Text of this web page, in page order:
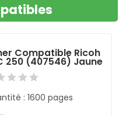
Compatible Ricoh
250 (407546) Jaune
: 1600 pages